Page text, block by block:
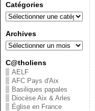
Catégories
Archives
C@tholiens
AELF
AFC Pays d'Aix
Basiliques papales
Diocèse Aix & Arles
Église en France